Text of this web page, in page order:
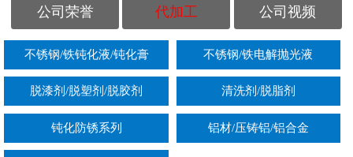
公司荣誉 代加工 公司视频
不锈钢/铁钝化液/钝化膏 不锈钢/铁电解抛光液
脱漆剂/脱塑剂/脱胶剂 清洗剂/脱脂剂
钝化防锈系列 铝材/压铸铝/铝合金